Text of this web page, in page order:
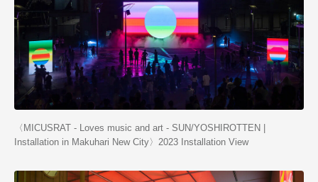
〈MICUSRAT - Loves music and art - SUN/YOSHIROTTEN |
Installation in Makuhari New City〉2023 Installation View